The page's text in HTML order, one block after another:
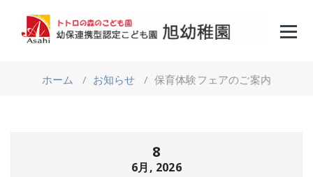
ホーム / お知らせ / 保育体験フェアのご案内
8
6月, 2026